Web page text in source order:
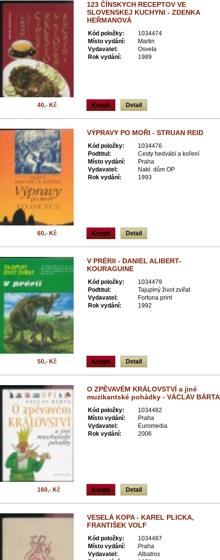
123 ČÍNSKYCH RECEPTOV VE
SLOVENSKEJ KUCHYNI - ZDENKA
HEŘMANOVÁ
Kód položky:
1034474
Místo vydání:
Martin
Vydavatel:
Osveta
Rok vydání:
1989
Koupit Detail
40,- Kč
VÝPRAVY PO MOŘI - STRUAN REID
Kód položky:
1034476
Podtitul:
Cesty hedvábí a koření
Místo vydání:
Praha
Vydavatel:
Nakl. dům OP
Rok vydání:
1993
Koupit Detail
60,- Kč
V PRÉRII - DANIEL ALIBERT-
KOURAGUINE
Kód položky:
1034479
Podtitul:
Tajuplný život zvířat
Vydavatel:
Fortuna print
Rok vydání:
1992
Koupit Detail
50,- Kč
O ZPĚVAVÉM KRÁLOVSTVÍ a jiné
muzikantské pohádky - VÁCLAV BÁRTA
Kód položky:
1034482
Místo vydání:
Praha
Vydavatel:
Euromedia
Rok vydání:
2006
Koupit Detail
160,- Kč
VESELÁ KOPA - KAREL PLICKA,
FRANTIŠEK VOLF
Kód položky:
1034487
Místo vydání:
Praha
Vydavatel:
Albatros